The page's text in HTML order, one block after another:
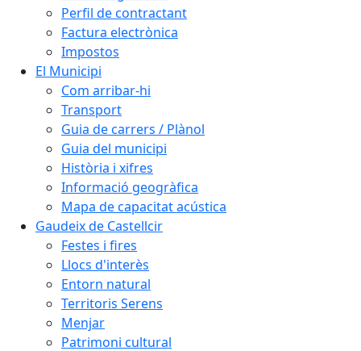
Perfil de contractant
Factura electrònica
Impostos
El Municipi
Com arribar-hi
Transport
Guia de carrers / Plànol
Guia del municipi
Història i xifres
Informació geogràfica
Mapa de capacitat acústica
Gaudeix de Castellcir
Festes i fires
Llocs d'interès
Entorn natural
Territoris Serens
Menjar
Patrimoni cultural